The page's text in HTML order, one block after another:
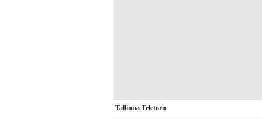
Tallinna Teletorn